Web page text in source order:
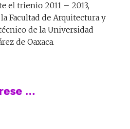
el trienio 2011 – 2013,
Facultad de Arquitectura y
de la Universidad
de Oaxaca.
…